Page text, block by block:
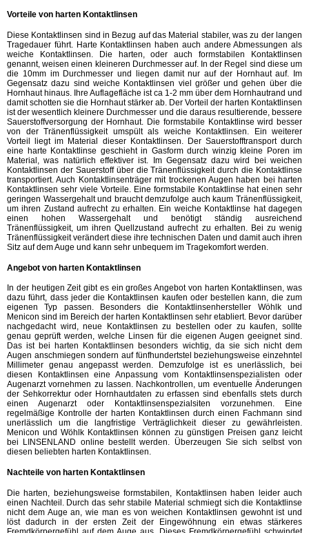
Vorteile von harten Kontaktlinsen
Diese Kontaktlinsen sind in Bezug auf das Material stabiler, was zu der langen
Tragedauer führt. Harte Kontaktlinsen haben auch andere Abmessungen als
weiche Kontaktlinsen. Die harten, oder auch formstabilen Kontaktlinsen
genannt, weisen einen kleineren Durchmesser auf. In der Regel sind diese um
die 10mm im Durchmesser und liegen damit nur auf der Hornhaut auf. Im
Gegensatz dazu sind weiche Kontaktlinsen viel größer und gehen über die
Hornhaut hinaus. Ihre Auflagefläche ist ca 1-2 mm über dem Hornhautrand und
damit schotten sie die Hornhaut stärker ab. Der Vorteil der harten Kontaktlinsen
ist der wesentlich kleinere Durchmesser und die daraus resultierende, bessere
Sauerstoffversorgung der Hornhaut. Die formstabile Kontaktlinse wird besser
von der Tränenflüssigkeit umspült als weiche Kontaktlinsen. Ein weiterer
Vorteil liegt im Material dieser Kontaktlinsen. Der Sauerstofftransport durch
eine harte Kontaktlinse geschieht in Gasform durch winzig kleine Poren im
Material, was natürlich effektiver ist. Im Gegensatz dazu wird bei weichen
Kontaktlinsen der Sauerstoff über die Tränenflüssigkeit durch die Kontaktlinse
transportiert. Auch Kontaktlinsenträger mit trockenen Augen haben bei harten
Kontaktlinsen sehr viele Vorteile. Eine formstabile Kontaktlinse hat einen sehr
geringen Wassergehalt und braucht demzufolge auch kaum Tränenflüssigkeit,
um ihren Zustand aufrecht zu erhalten. Ein weiche Kontaktlinse hat dagegen
einen hohen Wassergehalt und benötigt ständig ausreichend
Tränenflüssigkeit, um ihren Quellzustand aufrecht zu erhalten. Bei zu wenig
Tränenflüssigkeit verändert diese ihre technischen Daten und damit auch ihren
Sitz auf dem Auge und kann sehr unbequem im Tragekomfort werden.
Angebot von harten Kontaktlinsen
In der heutigen Zeit gibt es ein großes Angebot von harten Kontaktlinsen, was
dazu führt, dass jeder die Kontaktlinsen kaufen oder bestellen kann, die zum
eigenen Typ passen. Besonders die Kontaktlinsenhersteller Wöhlk und
Menicon sind im Bereich der harten Kontaktlinsen sehr etabliert. Bevor darüber
nachgedacht wird, neue Kontaktlinsen zu bestellen oder zu kaufen, sollte
genau geprüft werden, welche Linsen für die eigenen Augen geeignet sind.
Das ist bei harten Kontaktlinsen besonders wichtig, da sie sich nicht dem
Augen anschmiegen sondern auf fünfhundertstel beziehungsweise einzehntel
Millimeter genau angepasst werden. Demzufolge ist es unerlässlich, bei
diesen Kontaktlinsen eine Anpassung vom Kontaktlinsenspezialisten oder
Augenarzt vornehmen zu lassen. Nachkontrollen, um eventuelle Änderungen
der Sehkorrektur oder Hornhautdaten zu erfassen sind ebenfalls stets durch
einen Augenarzt oder Kontaktlinsenspezialsiten vorzunehmen. Eine
regelmäßige Kontrolle der harten Kontaktlinsen durch einen Fachmann sind
unerlässlich um die langfristige Verträglichkeit dieser zu gewährleisten.
Menicon und Wöhlk Kontaktlinsen können zu günstigen Preisen ganz leicht
bei LINSENLAND online bestellt werden. Überzeugen Sie sich selbst von
diesen beliebten harten Kontaktlinsen.
Nachteile von harten Kontaktlinsen
Die harten, beziehungsweise formstabilen, Kontaktlinsen haben leider auch
einen Nachteil. Durch das sehr stabile Material schmiegt sich die Kontaktlinse
nicht dem Auge an, wie man es von weichen Kontaktlinsen gewohnt ist und
löst dadurch in der ersten Zeit der Eingewöhnung ein etwas stärkeres